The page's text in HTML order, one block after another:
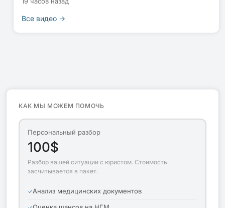
Все видео →
КАК МЫ МОЖЕМ ПОМОЧЬ
Персональный разбор
100$
Разбор вашей ситуации с юристом. Стоимость
засчитывается в пакет.
Анализ медицинских документов